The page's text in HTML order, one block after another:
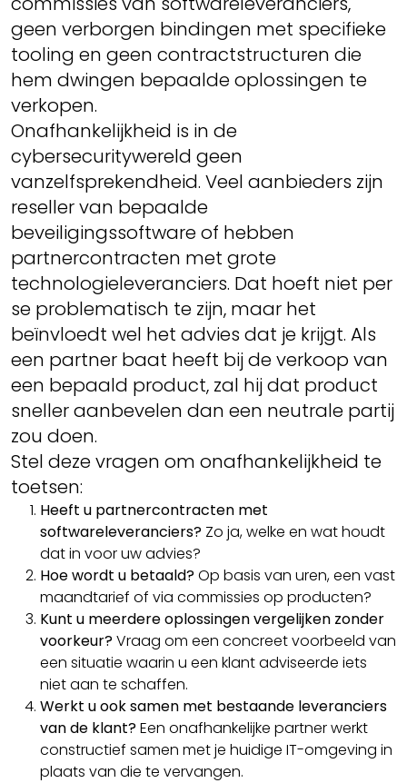
geen verborgen bindingen met specifieke
tooling en geen contractstructuren die
hem dwingen bepaalde oplossingen te
verkopen.
Onafhankelijkheid is in de
cybersecuritywereld geen
vanzelfsprekendheid. Veel aanbieders zijn
reseller van bepaalde
beveiligingssoftware of hebben
partnercontracten met grote
technologieleveranciers. Dat hoeft niet per
se problematisch te zijn, maar het
beïnvloedt wel het advies dat je krijgt. Als
een partner baat heeft bij de verkoop van
een bepaald product, zal hij dat product
sneller aanbevelen dan een neutrale partij
zou doen.
Stel deze vragen om onafhankelijkheid te
toetsen:
Heeft u partnercontracten met
softwareleveranciers? Zo ja, welke en wat houdt
dat in voor uw advies?
Hoe wordt u betaald?Op basis van uren, een vast
maandtarief of via commissies op producten?
Kunt u meerdere oplossingen vergelijken zonder
voorkeur?Vraag om een concreet voorbeeld van
een situatie waarin u een klant adviseerde iets
niet aan te schaffen.
Werkt u ook samen met bestaande leveranciers
van de klant?Een onafhankelijke partner werkt
constructief samen met je huidige IT-omgeving in
plaats van die te vervangen.